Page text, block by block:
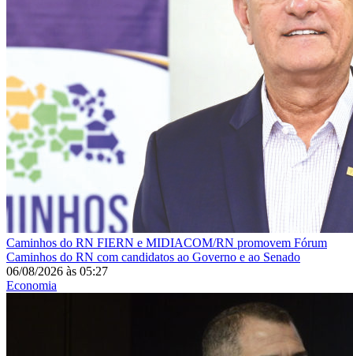
Caminhos do RN FIERN e MIDIACOM/RN promovem Fórum
Caminhos do RN com candidatos ao Governo e ao Senado
06/08/2026 às 05:27
Economia